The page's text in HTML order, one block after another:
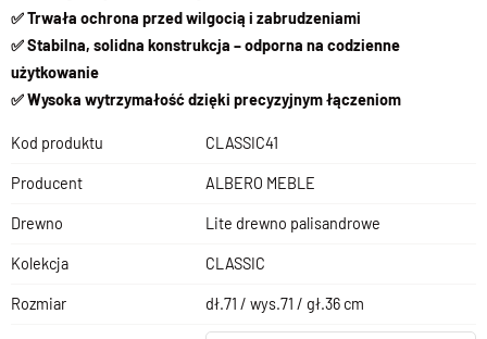
✅ Trwała ochrona przed wilgocią i zabrudzeniami
✅ Stabilna, solidna konstrukcja – odporna na codzienne
użytkowanie
✅ Wysoka wytrzymałość dzięki precyzyjnym łączeniom
Kod produktu CLASSIC41
Producent ALBERO MEBLE
Drewno Lite drewno palisandrowe
Kolekcja CLASSIC
Rozmiar dł.71 / wys.71 / gł.36 cm